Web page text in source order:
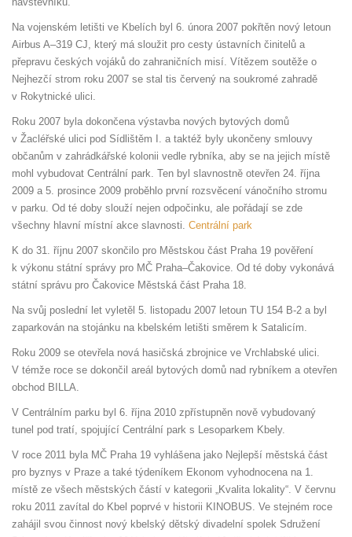
Na vojenském letišti ve Kbelích byl 6. února 2007 pokřtěn nový letoun
Airbus A–319 CJ, který má sloužit pro cesty ústavních činitelů a
přepravu českých vojáků do zahraničních misí. Vítězem soutěže o
Nejhezčí strom roku 2007 se stal tis červený na soukromé zahradě
v Rokytnické ulici.
Roku 2007 byla dokončena výstavba nových bytových domů
v Žacléřské ulici pod Sídlištěm I. a taktéž byly ukončeny smlouvy
občanům v zahrádkářské kolonii vedle rybníka, aby se na jejich místě
mohl vybudovat Centrální park. Ten byl slavnostně otevřen 24. října
2009 a 5. prosince 2009 proběhlo první rozsvěcení vánočního stromu
v parku. Od té doby slouží nejen odpočinku, ale pořádají se zde
všechny hlavní místní akce slavnosti. Centrální park
K do 31. říjnu 2007 skončilo pro Městskou část Praha 19 pověření
k výkonu státní správy pro MČ Praha–Čakovice. Od té doby vykonává
státní správu pro Čakovice Městská část Praha 18.
Na svůj poslední let vyletěl 5. listopadu 2007 letoun TU 154 B-2 a byl
zaparkován na stojánku na kbelském letišti směrem k Satalicím.
Roku 2009 se otevřela nová hasičská zbrojnice ve Vrchlabské ulici.
V témže roce se dokončil areál bytových domů nad rybníkem a otevřen
obchod BILLA.
V Centrálním parku byl 6. října 2010 zpřístupněn nově vybudovaný
tunel pod tratí, spojující Centrální park s Lesoparkem Kbely.
V roce 2011 byla MČ Praha 19 vyhlášena jako Nejlepší městská část
pro byznys v Praze a také týdeníkem Ekonom vyhodnocena na 1.
místě ze všech městských částí v kategorii „Kvalita lokality“. V červnu
roku 2011 zavítal do Kbel poprvé v historii KINOBUS. Ve stejném roce
zahájil svou činnost nový kbelský dětský divadelní spolek Sdružení